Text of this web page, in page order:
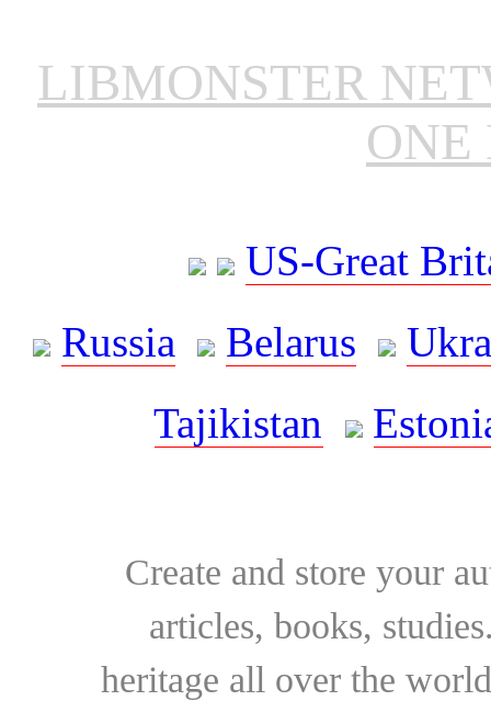
LIBMONSTER
ONE
US-Great
Russia
Belarus
Tajikistan
Create and store your
articles, books,
heritage all over the